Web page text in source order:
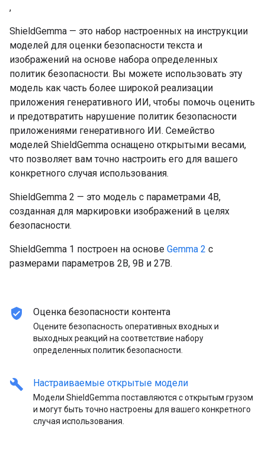
,
ShieldGemma — это набор настроенных на инструкции
моделей для оценки безопасности текста и
изображений на основе набора определенных
политик безопасности. Вы можете использовать эту
модель как часть более широкой реализации
приложения генеративного ИИ, чтобы помочь оценить
и предотвратить нарушение политик безопасности
приложениями генеративного ИИ. Семейство
моделей ShieldGemma оснащено открытыми весами,
что позволяет вам точно настроить его для вашего
конкретного случая использования.
ShieldGemma 2 — это модель с параметрами 4B,
созданная для маркировки изображений в целях
безопасности.
ShieldGemma 1 построен на основе Gemma 2 с
размерами параметров 2B, 9B и 27B.
verified_user Оценка безопасности контента
Оцените безопасность оперативных входных и
выходных реакций на соответствие набору
определенных политик безопасности.
build Настраиваемые открытые модели
Модели ShieldGemma поставляются с открытым грузом
и могут быть точно настроены для вашего конкретного
случая использования.